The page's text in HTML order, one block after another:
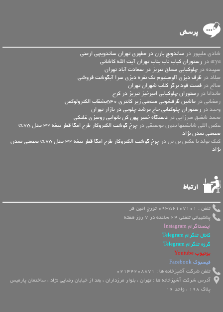
پرسش
شادی علیپور در ساندویچ بارن در مطهری تهران ساندویچی ارمنی
arya در
رستوران کباب ناب بناب تهران آیت الله کاشانی
سپیده در چلوکبابی سماق تبریز در سعادت آباد تهران
میلاد در ظرف دیزی آلومینیوم تک نفره دیزی سرا آبگوشت فروشی
صالح در فست فود برگر کلاب شهران تهران
ماندانا در رستوران چلوکبابی امیرخیز تبریز در کرج
رمضانی در ماشین ظرفشویی صنعتی زیر کانتری 540بشقاب الکترولوکس
وحید در رستوران چلوکبابی حاج مرشد چلویی در بازار تهران
محمد شفیق میرزایی در دستگاه خمیر پهن کن نانوایی رومیزی غلتکی
عكس اللي شايفينها بدون موسيقى در
چرخ گوشت الکتروکار طرح امگا قطر تیغه 32 مدل ec75
صنعتی تمدن نژاد
کیک تولد با عکس بن تن در
چرخ گوشت الکتروکار طرح امگا قطر تیغه 32 مدل ec75 صنعتی تمدن
نژاد
ارتباط
تلفن : 09356107101 تورج امین فر
پشتیبانی تلفنی 24 ساعته در 7 روز هفته
اینستاگرام Instagram
کانال تلگرام Telegram
گروه تلگرام Telegram
یوتیوب Youtube
فیسبوک Facebook
تلفن شرکت آشپزخانه ها : 02144208871
آدرس شرکت آشپزخانه ها : تهران ، بلوار مرزداران ، بعد از خیابان رضایی نژاد ، ساختمان پارمیس
پلاک 198 ، واحد 16